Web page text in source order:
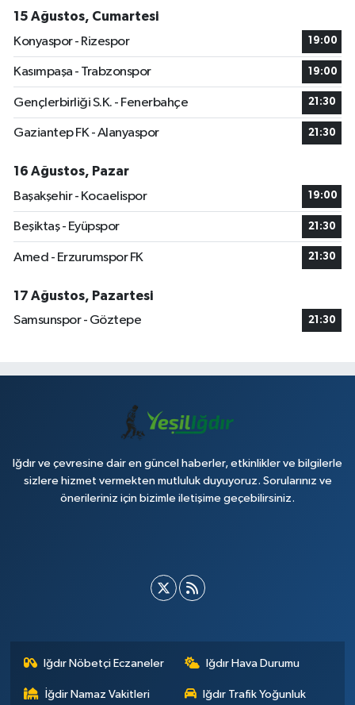
15 Ağustos, Cumartesi
Konyaspor - Rizespor
19:00
Kasımpaşa - Trabzonspor 19:00
Gençlerbirliği S.K. - Fenerbahçe 21:30
Gaziantep FK - Alanyaspor 21:30
16 Ağustos, Pazar
Başakşehir - Kocaelispor
19:00
Beşiktaş - Eyüpspor 21:30
Amed - Erzurumspor FK 21:30
17 Ağustos, Pazartesi
Samsunspor - Göztepe
21:30
Iğdır ve çevresine dair en güncel haberler, etkinlikler ve bilgilerle
sizlere hizmet vermekten mutluluk duyuyoruz. Sorularınız ve
önerileriniz için bizimle iletişime geçebilirsiniz.
Iğdır Nöbetçi Eczaneler Iğdır Hava Durumu
İğdir Namaz Vakitleri Iğdır Trafik Yoğunluk